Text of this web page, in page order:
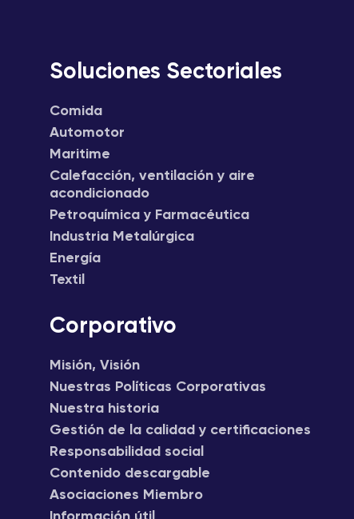
Soluciones Sectoriales
Comida
Automotor
Maritime
Calefacción, ventilación y aire
acondicionado
Petroquímica y Farmacéutica
Industria Metalúrgica
Energía
Textil
Corporativo
Misión, Visión
Nuestras Políticas Corporativas
Nuestra historia
Gestión de la calidad y certificaciones
Responsabilidad social
Contenido descargable
Asociaciones Miembro